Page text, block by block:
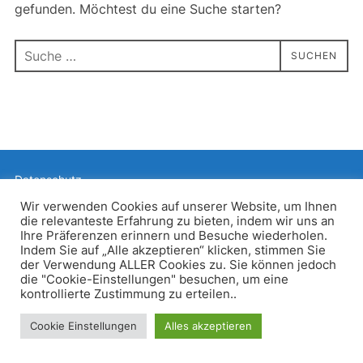
gefunden. Möchtest du eine Suche starten?
Suchen
nach:
SUCHEN
Datenschutz
Inspiro WordPress Theme von WPZOOM
Wir verwenden Cookies auf unserer Website, um Ihnen
die relevanteste Erfahrung zu bieten, indem wir uns an
Ihre Präferenzen erinnern und Besuche wiederholen.
Indem Sie auf „Alle akzeptieren“ klicken, stimmen Sie
der Verwendung ALLER Cookies zu. Sie können jedoch
die "Cookie-Einstellungen" besuchen, um eine
kontrollierte Zustimmung zu erteilen..
Cookie Einstellungen Alles akzeptieren